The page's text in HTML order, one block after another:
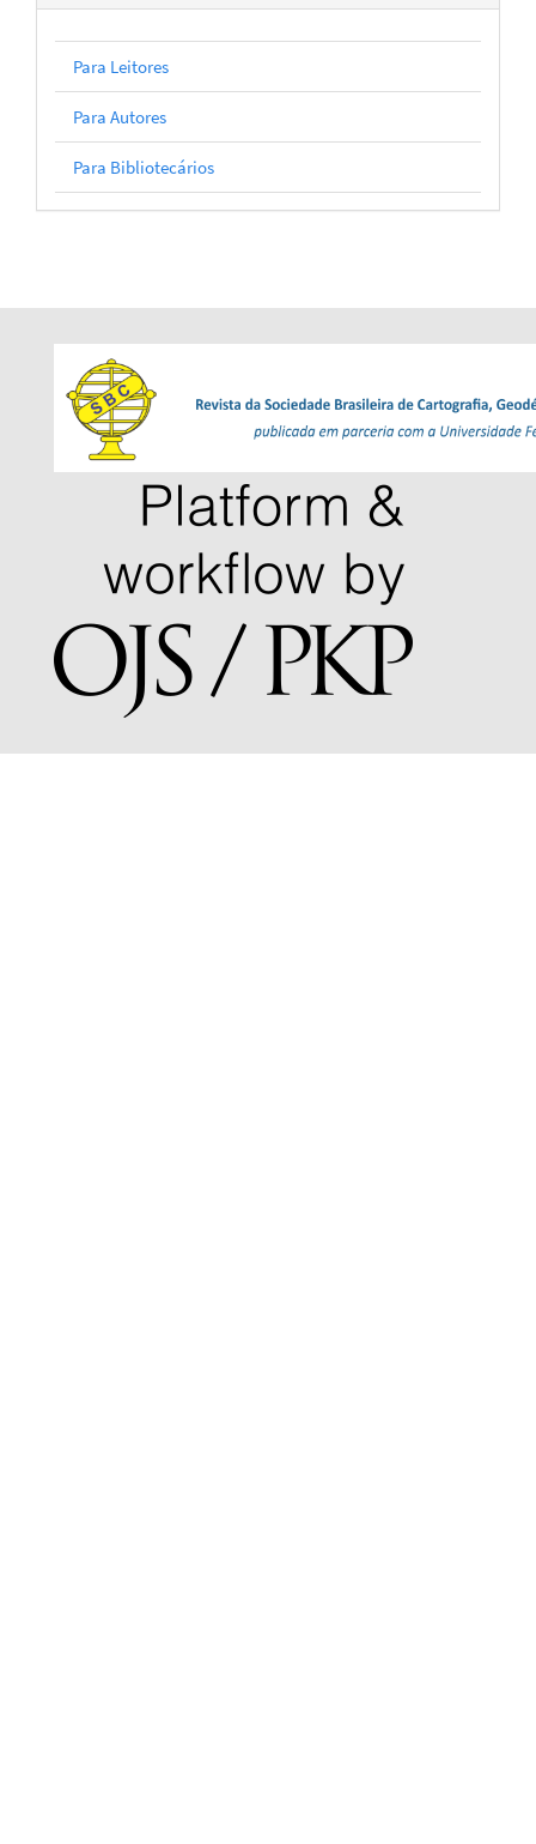
Para Leitores
Para Autores
Para Bibliotecários